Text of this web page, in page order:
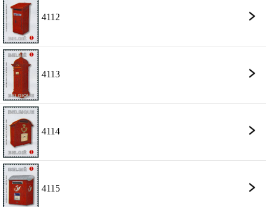
4112
4113
4114
4115